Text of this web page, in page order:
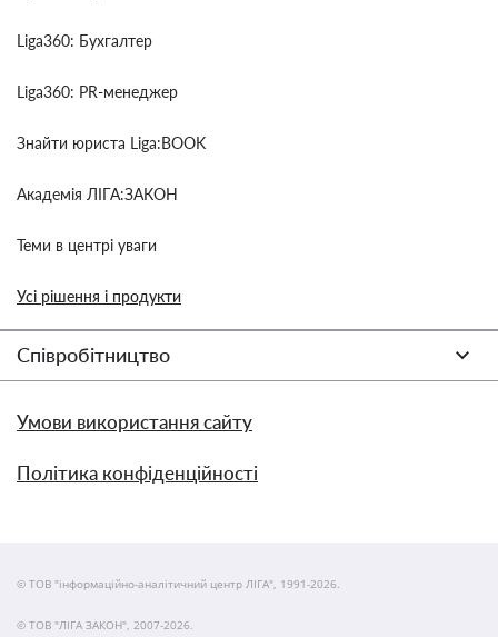
Liga360: Бухгалтер
Liga360: PR-менеджер
Знайти юриста Liga:BOOK
Академія ЛІГА:ЗАКОН
Теми в центрі уваги
Усі рішення і продукти
Співробітництво
Умови використання сайту
Політика конфіденційності
© ТОВ "інформаційно-аналітичний центр ЛІГА", 1991-2026.
© ТОВ "ЛІГА ЗАКОН", 2007-2026.